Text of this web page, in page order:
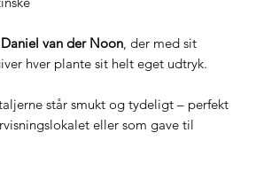
Daniel van der Noon , der med sit
hver plante sit helt eget udtryk.
står smukt og tydeligt – perfekt
eller som gave til